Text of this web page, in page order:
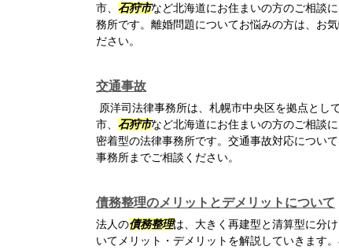
市、 石狩市など北海道にお住まいの方のご相談
務所です。離婚問題についてお悩みの方は、お
ださい。
交通事故
原洋司法律事務所は、札幌市中央区を拠点とし
市、 石狩市など北海道にお住まいの方のご相談
密着型の法律事務所です。交通事故対応につい
事務所までご相談ください。
債務整理のメリットとデメリットについて
法人の債務整理は、大きく再建型と清算型に分
いてメリット・デメリットを解説していきます